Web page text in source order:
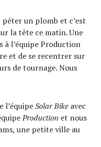
un plomb et c’est
la tête ce matin. Une
à l’équipe Production
et de se recentrer sur
de tournage. Nous
l’équipeSolar Bike avec
Production et nous
une petite ville au